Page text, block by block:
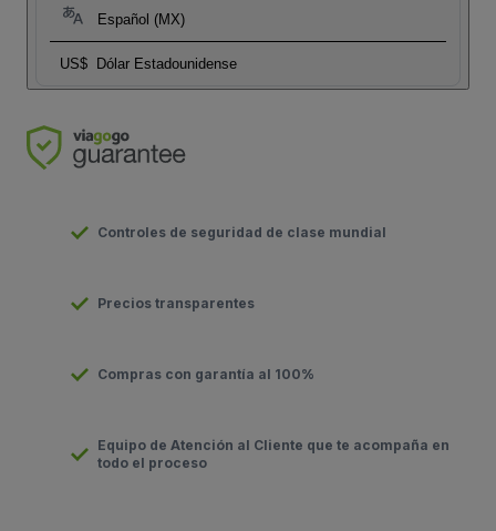
Español (MX)
US$ Dólar Estadounidense
Controles de seguridad de clase mundial
Precios transparentes
Compras con garantía al 100%
Equipo de Atención al Cliente que te acompaña en
todo el proceso